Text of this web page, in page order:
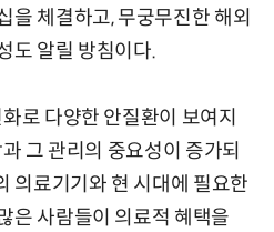
을 체결하고, 무궁무진한 해외
도 알릴 방침이다.
로 다양한 안질환이 보여지
그 관리의 중요성이 증가되
의료기기와 현 시대에 필요한
은 사람들이 의료적 혜택을